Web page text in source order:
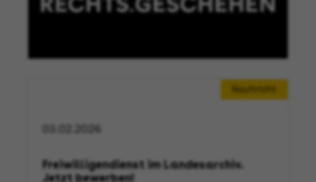
Nachricht
03.02.2026
Freiwilligendienst im Landesarchiv.
Jetzt bewerben!